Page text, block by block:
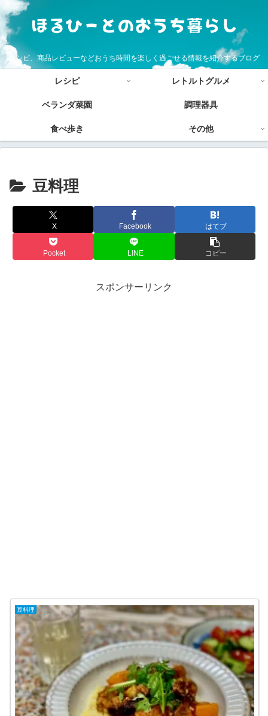
レシピ、商品レビューなどおうち時間を楽しく過ごせる情報を紹介するブログ
レシピ レトルトグルメ
ベランダ菜園 調理器具
食べ歩き その他
豆料理
X Facebook はてブ
Pocket LINE コピー
スポンサーリンク
豆料理